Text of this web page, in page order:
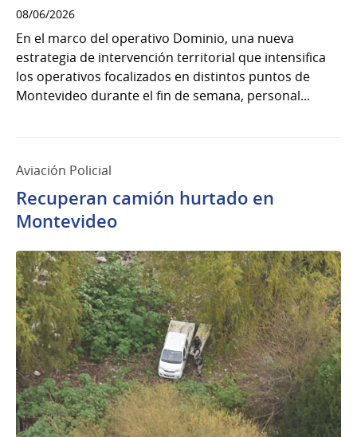
08/06/2026
En el marco del operativo Dominio, una nueva
estrategia de intervención territorial que intensifica
los operativos focalizados en distintos puntos de
Montevideo durante el fin de semana, personal...
Aviación Policial
Recuperan camión hurtado en
Montevideo